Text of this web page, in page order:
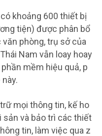
khoảng 600 thiết bị
tiện) được phân bổ
phòng, trụ sở của
Nam vẫn loay hoay
mềm hiệu quả, p
mọi thông tin, kế ho
sản và bảo trì các thiết
tin, làm việc qua z